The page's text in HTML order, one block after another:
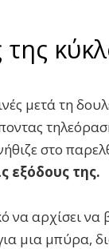
μετά τη
στο
εξόδους της.
να αρχίσει να
μια μπύρα,